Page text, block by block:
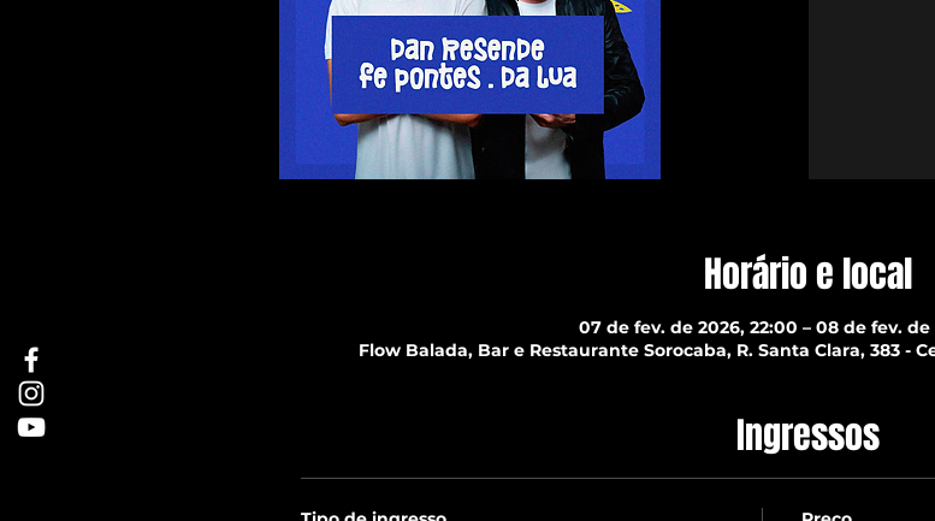
Horário e local
07 de fev. de 2026, 22:00 – 08 de fev.
Flow Balada, Bar e Restaurante Sorocaba, R. Santa Clara, 383 -
Ingressos